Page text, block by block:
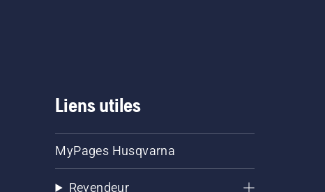
Liens utiles
MyPages Husqvarna
Revendeur